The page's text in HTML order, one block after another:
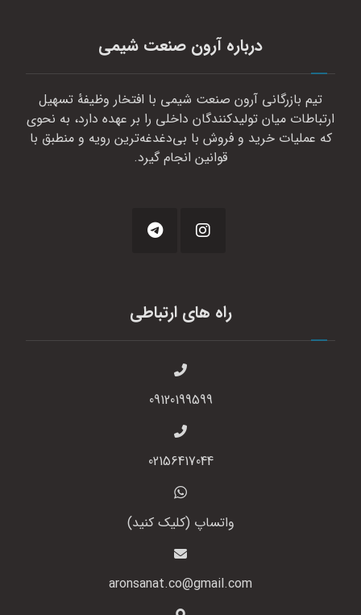
درباره آرون صنعت شیمی
تیم بازرگانی آرون صنعت شیمی با افتخار وظیفهٔ تسهیل
ارتباطات میان تولیدکنندگان داخلی را بر عهده دارد، به نحوی
که عملیات خرید و فروش با بی‌دغدغه‌ترین رویه و منطبق با
قوانین انجام گیرد.
راه های ارتباطی
09120199599
02156417044
واتساپ (کلیک کنید)
aronsanat.co@gmail.com